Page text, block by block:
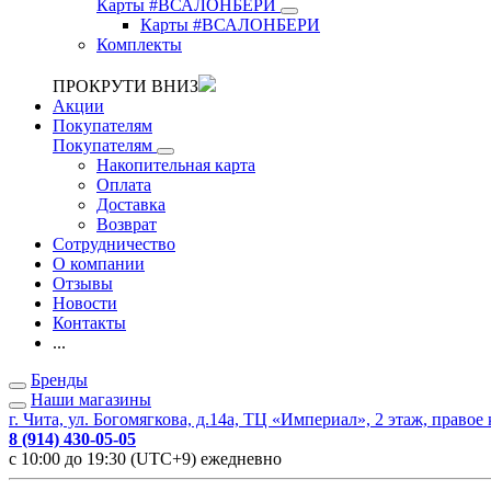
Карты #ВСАЛОНБЕРИ
Карты #ВСАЛОНБЕРИ
Комплекты
ПРОКРУТИ ВНИЗ
Акции
Покупателям
Покупателям
Накопительная карта
Оплата
Доставка
Возврат
Сотрудничество
О компании
Отзывы
Новости
Контакты
...
Бренды
Наши магазины
г. Чита, ул. Богомягкова, д.14а, ТЦ «Империал», 2 этаж, правое
8 (914) 430-05-05
с 10:00 до 19:30 (UTC+9) ежедневно